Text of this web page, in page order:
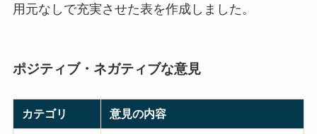
用元なしで充実させた表を作成しました。
ポジティブ・ネガティブな意見
カテゴリ 意見の内容